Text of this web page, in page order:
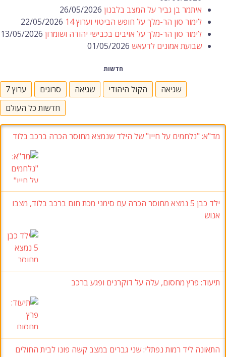
איתמר בן גביר על המצב בלבנון 26/05/2026
לימור סון הר-מלך על חופש הביטוי וערוץ 14
22/05/2026
לימור סון הר-מלך על אויבים בכבישי יהודה ושומרון 13/05/2026
שבועת אמונים לדעאש 01/05/2026
חדשות
ערוץ 7 סרוגים שגיאה הקול היהודי
שגיאה
חדשות כל העולם
מד"א: "נלחמים על חייו" של הילד שנמצא מחוסר הכרה ברכב בלוד
ילד כבן 5 נמצא מחוסר הכרה עם סימני מכת חום ברכב בלוד, מצבו
אנוש
תיעוד: פרץ מחסום, עלה על דוקרנים ופגע ברכב
התאונה ליד רמות נפתלי: שני גברים במצב קשה פונו לבית החולים